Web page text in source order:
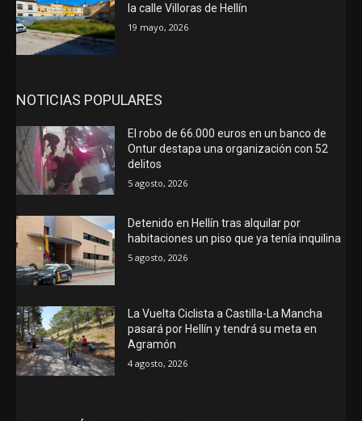
la calle Villoras de Hellín
19 mayo, 2026
NOTICIAS POPULARES
El robo de 66.000 euros en un banco de
Ontur destapa una organización con 52
delitos
5 agosto, 2026
Detenido en Hellín tras alquilar por
habitaciones un piso que ya tenía inquilina
5 agosto, 2026
La Vuelta Ciclista a Castilla-La Mancha
pasará por Hellín y tendrá su meta en
Agramón
4 agosto, 2026